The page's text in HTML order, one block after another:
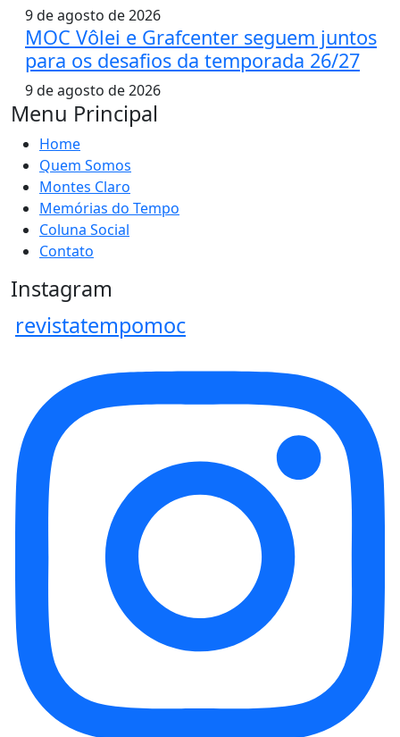
9 de agosto de 2026
MOC Vôlei e Grafcenter seguem juntos
para os desafios da temporada 26/27
9 de agosto de 2026
Menu Principal
Home
Quem Somos
Montes Claro
Memórias do Tempo
Coluna Social
Contato
Instagram
revistatempomoc